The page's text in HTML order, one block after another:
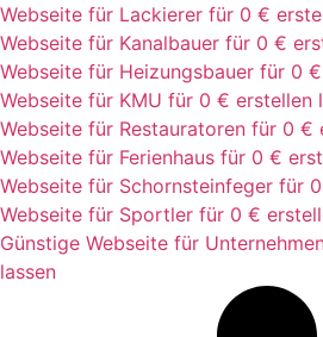
Webseite für Lackierer für 0 €
Webseite für Kanalbauer für 0 €
Webseite für Heizungsbauer für 0
Webseite für KMU für 0 € erstellen
Webseite für Restauratoren für 0 €
Webseite für Ferienhaus für 0 €
Webseite für Schornsteinfeger für
Webseite für Sportler für 0 €
Günstige Webseite für
lassen